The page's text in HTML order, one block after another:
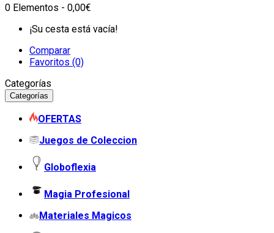
0 Elementos - 0,00€
¡Su cesta está vacía!
Comparar
Favoritos (0)
Categorías
Categorías
OFERTAS
Juegos de Coleccion
Globoflexia
Magia Profesional
Materiales Magicos